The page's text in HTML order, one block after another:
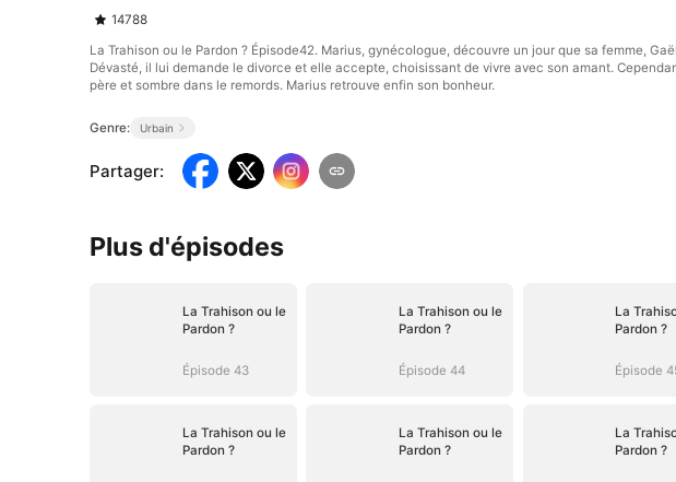
14788
La Trahison ou le Pardon ? Épisode42. Marius, gynécologue, découvre un jour que sa femme,
Dévasté, il lui demande le divorce et elle accepte, choisissant de vivre avec son amant.
père et sombre dans le remords. Marius retrouve enfin son bonheur.
Genre: Urbain
Partager:
Plus d'épisodes
La Trahison ou le
Pardon ?
Épisode 43
La Trahison ou le
Pardon ?
Épisode 44
La
Pardon ?
Épisode
La Trahison ou le
Pardon ?
La Trahison ou le
Pardon ?
La
Pardon ?